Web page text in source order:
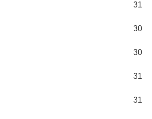
31
30
30
31
31